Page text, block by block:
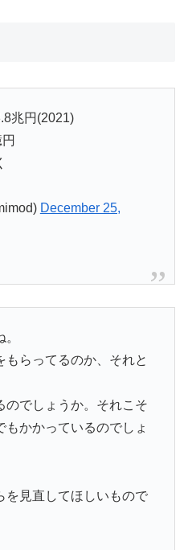
兆円(2021)
December 25,
らってるのか、それと
のでしょうか。それこそ
かかっているのでしょ
を見直してほしいもので